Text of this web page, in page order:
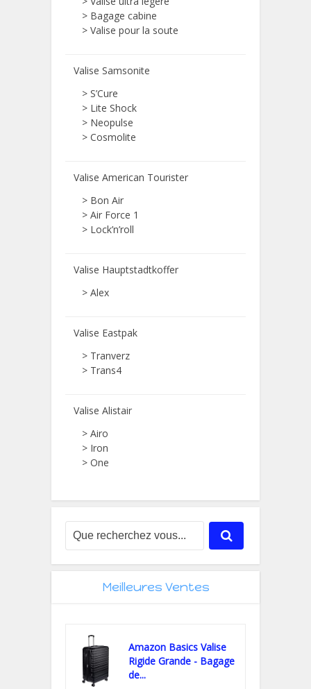
> Bagage cabine
> Valise pour la soute
Valise Samsonite
> S’Cure
> Lite Shock
> Neopulse
> Cosmolite
Valise American Tourister
> Bon Air
> Air Force 1
> Lock’n’roll
Valise Hauptstadtkoffer
> Alex
Valise Eastpak
> Tranverz
> Trans4
Valise Alistair
> Airo
> Iron
> One
Meilleures Ventes
Amazon Basics Valise
Rigide Grande - Bagage
de...